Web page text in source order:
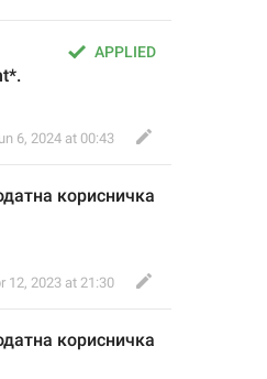
APPLIED
6, 2024 at 00:43
корисничка
12, 2023 at 21:30
корисничка